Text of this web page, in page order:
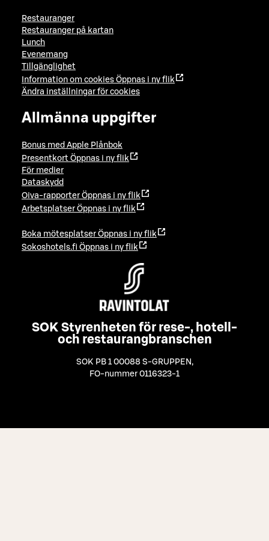
Restauranger
Restauranger på kartan
Lunch
Evenemang
Tillgänglighet
Information om cookies Öppnas i ny flik
Ändra inställningar för cookies
Allmänna uppgifter
Bonus med Apple Plånbok
Presentkort Öppnas i ny flik
För medier
Dataskydd
Oiva-rapporter Öppnas i ny flik
Arbetsplatser Öppnas i ny flik
Boka mötesplatser Öppnas i ny flik
Sokoshotels.fi Öppnas i ny flik
SOK Styrenheten för rese-, hotell-
och restaurangbranschen
SOK PB 1 00088 S-GRUPPEN ,
FO-nummer 0116323-1